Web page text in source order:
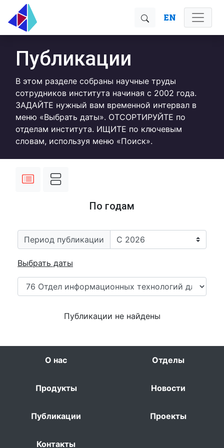
EN
Публикации
В этом разделе собраны научные труды
сотрудников института начиная с 2002 года.
ЗАДАЙТЕ нужный вам временной интервал в
меню «Выбрать даты». ОТСОРТИРУЙТЕ по
отделам института. ИЩИТЕ по ключевым
словам, используя меню «Поиск».
По годам
Период публикации
Выбрать даты
Публикации не найдены
О нас Отделы
Продукты Новости
Публикации Проекты
Контакты